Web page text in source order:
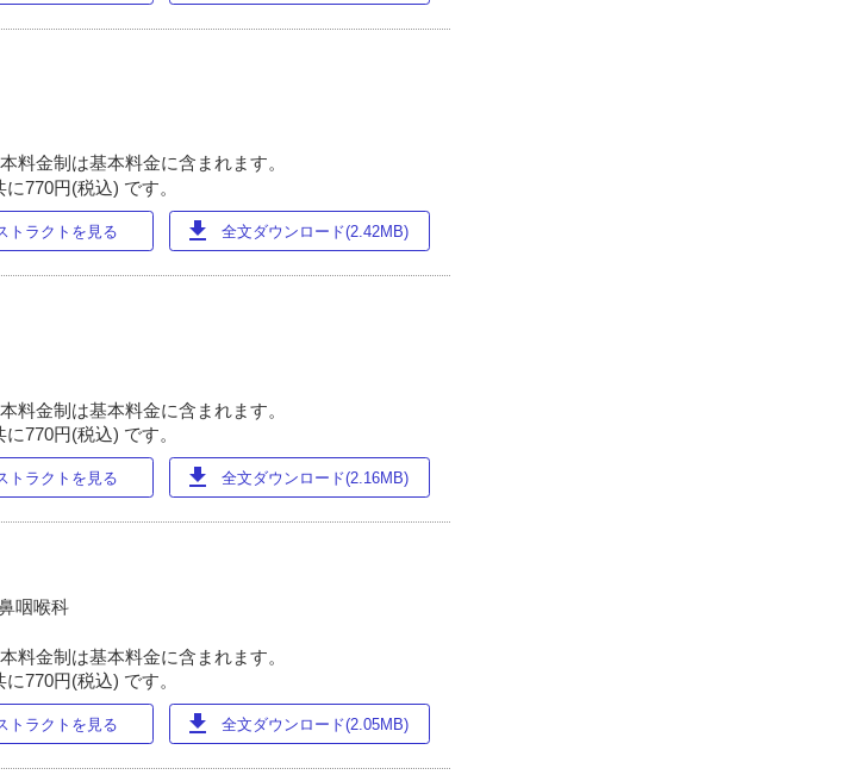
料金制は基本料金に含まれます。
770円(税込) です。
トラクトを見る download 全文ダウンロード(2.42MB)
料金制は基本料金に含まれます。
770円(税込) です。
トラクトを見る download 全文ダウンロード(2.16MB)
咽喉科
料金制は基本料金に含まれます。
770円(税込) です。
トラクトを見る download 全文ダウンロード(2.05MB)